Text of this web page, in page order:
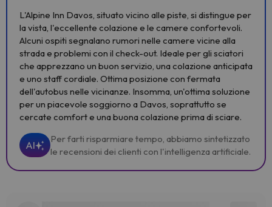
L'Alpine Inn Davos, situato vicino alle piste, si distingue per
la vista, l'eccellente colazione e le camere confortevoli.
Alcuni ospiti segnalano rumori nelle camere vicine alla
strada e problemi con il check-out. Ideale per gli sciatori
che apprezzano un buon servizio, una colazione anticipata
e uno staff cordiale. Ottima posizione con fermata
dell'autobus nelle vicinanze. Insomma, un'ottima soluzione
per un piacevole soggiorno a Davos, soprattutto se
cercate comfort e una buona colazione prima di sciare.
AI
Per farti risparmiare tempo, abbiamo sintetizzato
le recensioni dei clienti con l'intelligenza artificiale.